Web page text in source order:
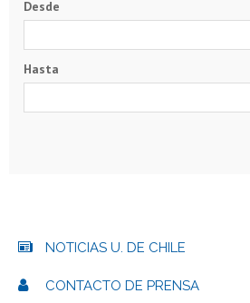
Desde
Hasta
NOTICIAS U. DE CHILE
CONTACTO DE PRENSA